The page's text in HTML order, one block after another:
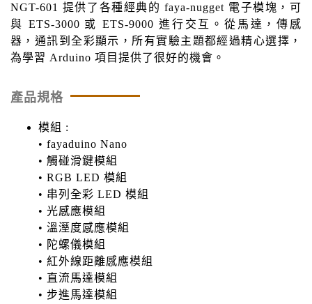
NGT-601 提供了各種經典的 faya-nugget 電子模塊，可
與 ETS-3000 或 ETS-9000 進行交互。從馬達，傳感
器，通訊到全彩顯示，所有實驗主題都經過精心選擇，
為學習 Arduino 項目提供了很好的機會。
產品規格
模組 :
• fayaduino Nano
• 觸碰滑鍵模組
• RGB LED 模組
• 串列全彩 LED 模組
• 光感應模組
• 溫溼度感應模組
• 陀螺儀模組
• 紅外線距離感應模組
• 直流馬達模組
• 步進馬達模組